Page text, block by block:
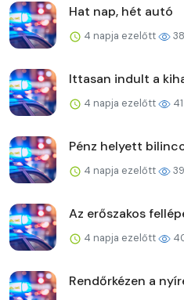
Hat nap, hét autó
4 napja ezelőtt 38
Ittasan indult a
4 napja ezelőtt 41
Pénz helyett
4 napja ezelőtt 39
Az erőszakos
4 napja ezelőtt
Rendőrkézen a